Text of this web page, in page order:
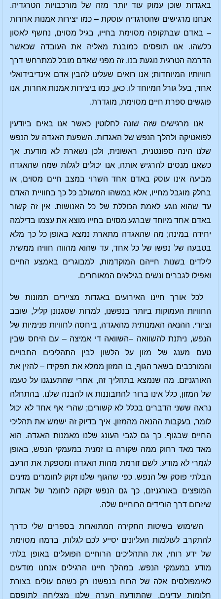
באגדות שוכן עמוק עוד יותר מזה של מורכבויות הטרגדיה.
אנחנו מרגישים שהטרגדיה עוסקת – כמו יצירות אמנות אחרות
– באדם שבתקופה מסוימת בחייו, בגיל מסוים, נחשף לאסון
כלשהו. אנו תופסים כמובנת מאליה את העובדה שכאשר
הדרמה הטרגית נוגעת בנו, זה מפני שאדם מובל למתרחש דרך
חוויותיו המיוחדות; אנו רואים שעלינו להבין אדם אינדיבידואלי
אחד, בעל גורל המיוחד לו. כאן, כמו ביצירות אמנות אחרות, אנו
פוגשים ספרת חיים מסוימת, מוגדרת.
אנו מרגישים שזה שונה לחלוטין כאשר אנו באים ביודעין
לפואטיקה ולהלך הנפש של האגדות. השפעת האגדה על הנפש
שלנו הינה ספונטנית, ראשונית, ולכן נשארת לא מודעת. אך
כשאנו מנסים להרגיש אותה, אנו יכולים לגלות שמה שהאגדה
מביעה אינו עוסק באדם אחד השרוי במצב חיים מסוים, או
בחלק מוגבל מחייו, אלא במשהו המשולב כל כך בחוויית האדם
עד שהוא נוגע לאמת הכוללת של כל האנושות. אין זה קשור
באדם אחד מיוחד שברגע מסוים בחייו מוצא את עצמו בדילמה
יחידה במינה; מה שהאגדה מתארת נמצא באופן כל כך מלא
בטבעה של נפשו של כל אחד, עד שהוא מהווה חוויה ממשית
לילדים בשנות חייהם המוקדמות, למבוגרים באמצע החיים
ואפילו לגברים ונשים בגילאים המאוחרים.
לכל אורך חיינו האירועים באגדות מציירים תמונות של
החוויות העמוקות ביותר בנפשנו, למרות שסגנונן קליל, שובב
וציורי. ההנאה האמנותית מהאגדה, ביחסה לחוויות פנימיות של
הנפש, ניתנת להשוואה –השוואה די אמיצה – עם היחס שבין
טעם מענג של מזון על הלשון לבין התהליכים החבויים
והמורכבים בשאר הגוף, בו המזון ממלא את תפקידו – להזין את
האורגניזם. מה שנמצא בתהליך זה, אחרי שהתענגנו על טעמו
של המזון, כלל אינו ברור להתבוננות או להבנה שלנו. בהתחלה
נראה ששני הדברים בכלל לא קשורים; שהרי אף אחד לא יכול
לומר, בעקבות ההנאה מהמזון, איך בדיוק זה ישמש את תהליכי
החיים שבגוף. כך גם לגבי העונג שלנו מאמנות האגדה. הוא
מאד מאד רחוק ממה שקורה בו זמנית במעמקי הנפש, באופן
לגמרי לא מודע. לשם זורמת מהות האגדה ומספקת את הרעב
הבלתי פוסק של הנפש. כפי שהגוף שלנו זקוק לחומרים מזינים
המופצים באורגניזם, כך גם הנפש זקוקה לחומר של אגדות
שיזרום דרך הורידים הרוחיים שלה.
השימוש בשיטות החקירה המתוארות בספרים שלי כדרך
להתקרב לעולמות העליונים יסייע לכם לגלות, ברמה מסוימת
של ידע רוחי, את התהליכים הרוחיים הפועלים באופן בלתי
מודע במעמקי הנפש. במהלך חיינו הרגילים אנחנו מודעים
לאימפולסים אלה של הרוח בנפשנו רק כשהם עולים בצורת
חלומות עדינים, שהתודעה הערה שלנו מצליחה לתופסם